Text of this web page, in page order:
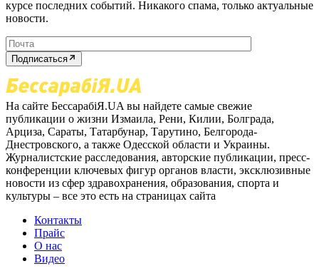
курсе последних событий. Никакого спама, только актуальные
новости.
Подписаться
На сайте БессарабіЯ.UA вы найдете самые свежие
публикации о жизни Измаила, Рени, Килии, Болграда,
Арциза, Сараты, Татарбунар, Тарутино, Белгорода-
Днестровского, а также Одесской области и Украины.
Журналистские расследования, авторские публикации, пресс-
конференции ключевых фигур органов власти, эксклюзивные
новости из сфер здравохранения, образования, спорта и
культуры – все это есть на страницах сайта
Контакты
Прайс
О нас
Видео